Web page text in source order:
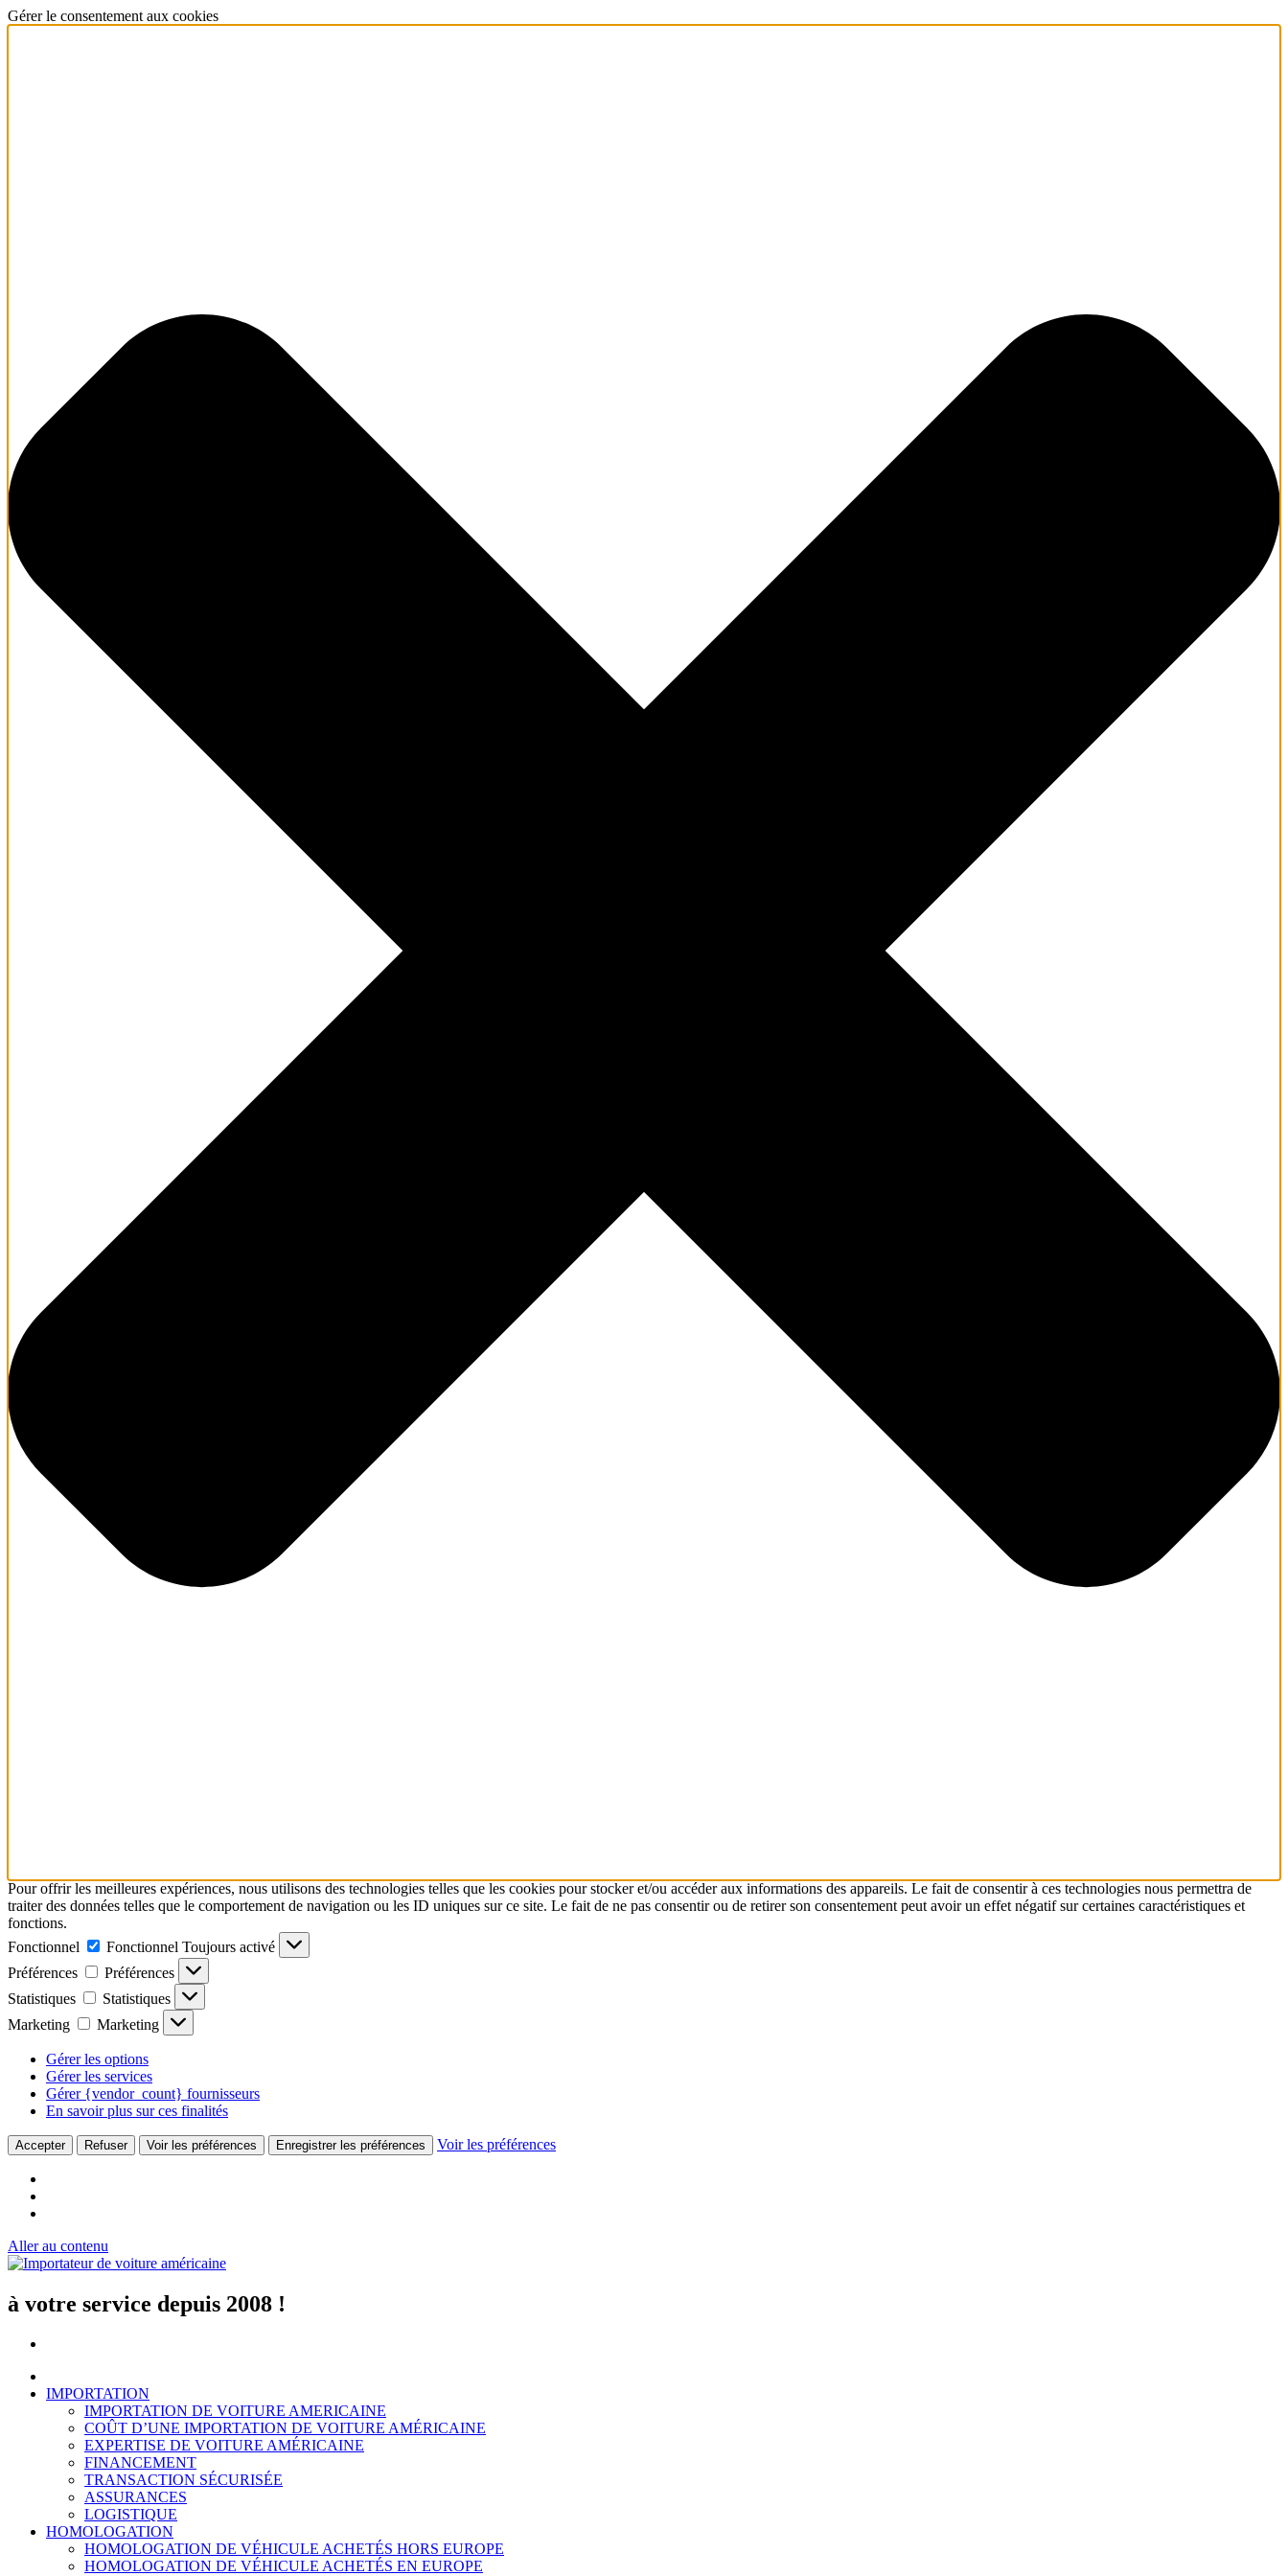
Gérer le consentement aux cookies
Pour offrir les meilleures expériences, nous utilisons des technologies telles que les cookies pour stocker et/ou accéder aux informations des appareils. Le fait de consentir à ces technologies nous permettra de
traiter des données telles que le comportement de navigation ou les ID uniques sur ce site. Le fait de ne pas consentir ou de retirer son consentement peut avoir un effet négatif sur certaines caractéristiques et
fonctions.
Fonctionnel
Fonctionnel Toujours activé
Préférences
Préférences
Statistiques
Statistiques
Marketing
Marketing
Gérer les options
Gérer les services
Gérer {vendor_count} fournisseurs
En savoir plus sur ces finalités
Accepter Refuser Voir les préférences Enregistrer les préférences Voir les préférences
Aller au contenu
à votre service depuis 2008 !
IMPORTATION
IMPORTATION DE VOITURE AMERICAINE
COÛT D’UNE IMPORTATION DE VOITURE AMÉRICAINE
EXPERTISE DE VOITURE AMÉRICAINE
FINANCEMENT
TRANSACTION SÉCURISÉE
ASSURANCES
LOGISTIQUE
HOMOLOGATION
HOMOLOGATION DE VÉHICULE ACHETÉS HORS EUROPE
HOMOLOGATION DE VÉHICULE ACHETÉS EN EUROPE